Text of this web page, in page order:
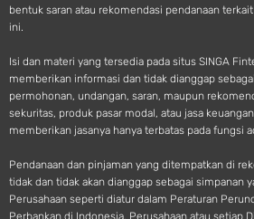
bentuk saran atau rekomendasi pendanaan
ini.
Isi dan materi yang tersedia pada situs SINGA
memberikan informasi dan tidak dianggap
permohonan, undangan, saran, maupun
sekuritas, produk pasar modal, atau jasa
memberikan jasanya hanya terbatas pada fungsi
Pendanaan dan pinjaman yang ditempatkan di
tidak dan tidak akan dianggap sebagai simpanan
Perusahaan seperti diatur dalam Peraturan
Perbankan di Indonesia. Perusahaan atau setiap